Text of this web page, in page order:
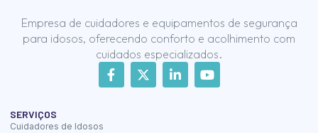
Empresa de cuidadores e equipamentos de segurança
para idosos, oferecendo conforto e acolhimento com
cuidados especializados.
SERVIÇOS
Cuidadores de Idosos